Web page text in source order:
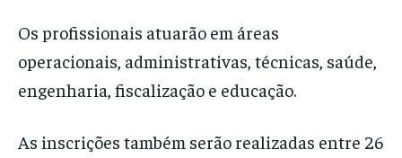
Os profissionais atuarão em áreas
operacionais, administrativas, técnicas, saúde,
engenharia, fiscalização e educação.
As inscrições também serão realizadas entre 26